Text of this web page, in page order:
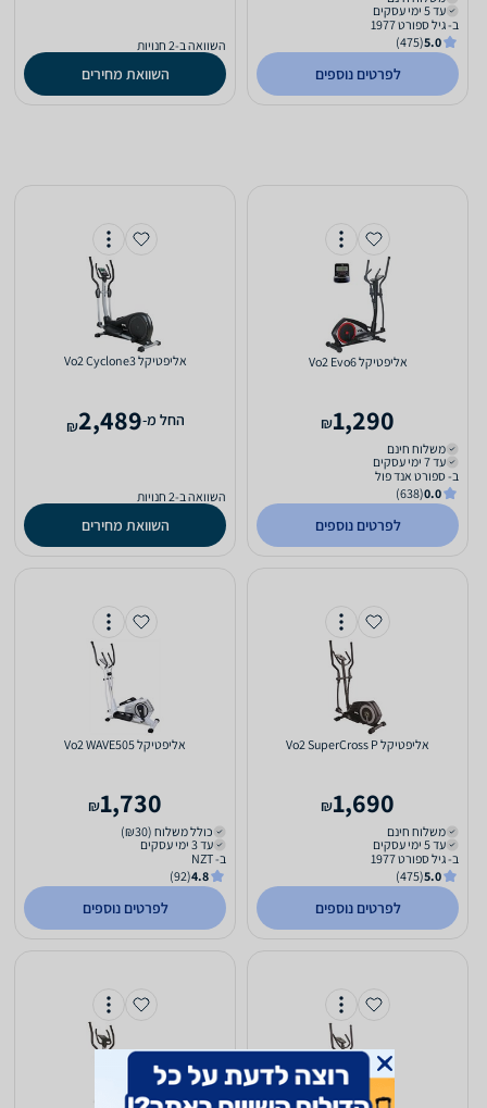
עד 5 ימי עסקים
ב- גיל ספורט 1977
5.0
(475)
לפרטים נוספים
השוואה ב-2 חנויות
השוואת מחירים
אליפטיקל Vo2 Evo6
1,290
₪
משלוח חינם
עד 7 ימי עסקים
ב- ספורט אנד פול
0.0
(638)
לפרטים נוספים
אליפטיקל Vo2 Cyclone3
‫החל מ-2,489
₪
השוואה ב-2 חנויות
השוואת מחירים
אליפטיקל Vo2 SuperCross P
1,690
₪
משלוח חינם
עד 5 ימי עסקים
ב- גיל ספורט 1977
5.0
(475)
לפרטים נוספים
אליפטיקל Vo2 WAVE505
1,730
₪
כולל משלוח (₪30)
עד 3 ימי עסקים
ב- NZT
4.8
(92)
לפרטים נוספים